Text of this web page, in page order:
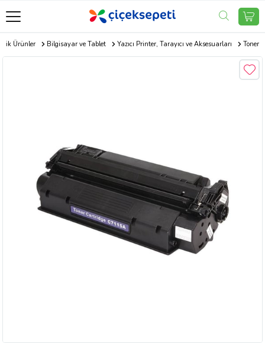
Ürünler Bilgisayar ve Tablet Yazıcı Printer, Tarayıcı ve Aksesuarları Toner